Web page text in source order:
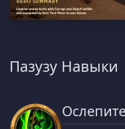
Пазузу Навыки